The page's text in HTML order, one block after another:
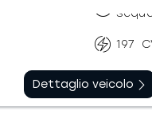
197
Dettaglio veicolo